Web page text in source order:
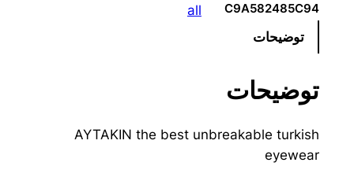
C9A582485C94
all
توضیحات
توضیحات
AYTAKIN the best unbreakable turkish
eyewear